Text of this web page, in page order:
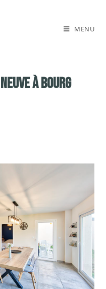
MENU
à bourg